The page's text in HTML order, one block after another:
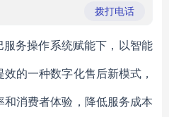
有限公司
拨打电话
务操作系统赋能下，以智能
的一种数字化售后新模式，
消费者体验，降低服务成本